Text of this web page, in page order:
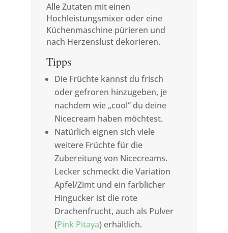
Alle Zutaten mit einen
Hochleistungsmixer oder eine
Küchenmaschine pürieren und
nach Herzenslust dekorieren.
Tipps
Die Früchte kannst du frisch
oder gefroren hinzugeben, je
nachdem wie „cool“ du deine
Nicecream haben möchtest.
Natürlich eignen sich viele
weitere Früchte für die
Zubereitung von Nicecreams.
Lecker schmeckt die Variation
Apfel/Zimt und ein farblicher
Hingucker ist die rote
Drachenfrucht, auch als Pulver
(Pink Pitaya) erhältlich.